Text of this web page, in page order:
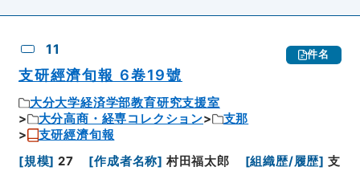
11 件名
支研經濟旬報 6卷19號
大分大学経済学部教育研究支援室
大分高商・経専コレクション
支那
支研經濟旬報
[規模] 27 [作成者名称] 村田福太郎 [組織歴/履歴] 支